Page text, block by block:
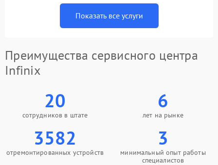
Показать все услуги
Преимущества сервисного центра
Infinix
20
сотрудников в штате
6
лет на рынке
3582
отремонтированных устройств
3
минимальный опыт работы
специалистов